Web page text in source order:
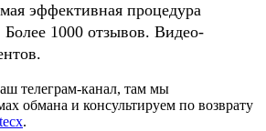
эффективная процедура
Более 1000 отзывов. Видео-
телеграм-канал, там мы
обмана и консультируем по возврату
.